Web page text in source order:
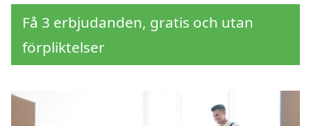
Få 3 erbjudanden, gratis och utan
förpliktelser